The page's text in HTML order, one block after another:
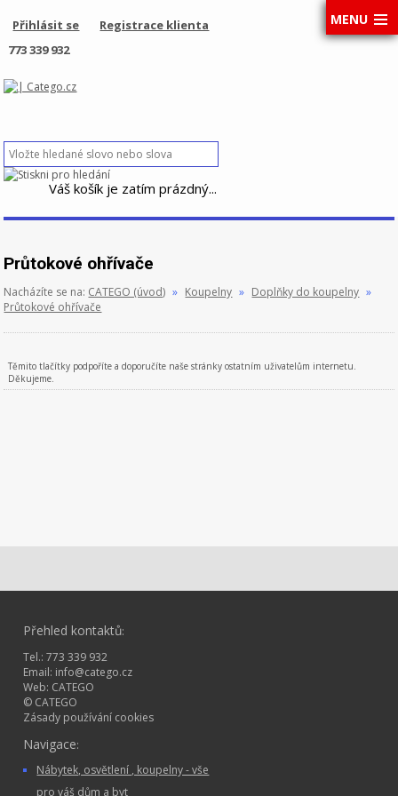
MENU
Přihlásit se
Registrace klienta
773 339 932
Váš košík je zatím prázdný...
Průtokové ohřívače
Nacházíte se na: CATEGO (úvod) » Koupelny » Doplňky do koupelny »
Průtokové ohřívače
Těmito tlačítky podpoříte a doporučíte naše stránky ostatním uživatelům internetu.
Děkujeme.
Přehled kontaktů:
Tel.: 773 339 932
Email: info@catego.cz
Web: CATEGO
© CATEGO
Zásady používání cookies
Navigace:
Nábytek, osvětlení , koupelny - vše
pro váš dům a byt